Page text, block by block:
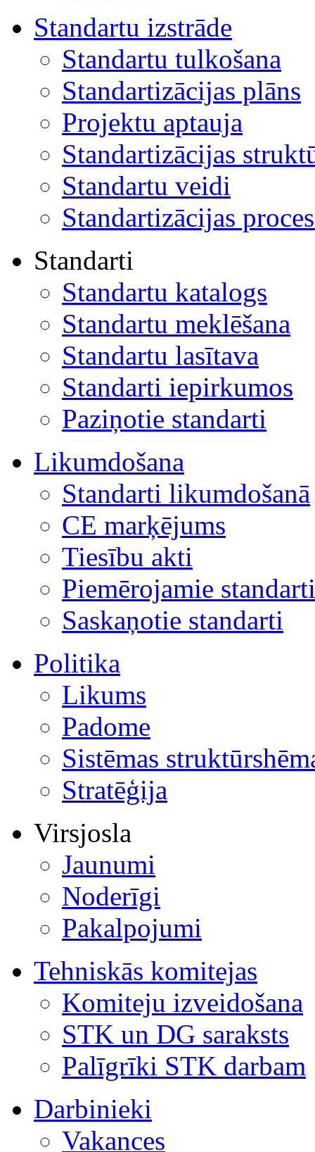
Standartu izstrāde
Standartu tulkošana
Standartizācijas plāns
Projektu aptauja
Standartizācijas
Standartu veidi
Standartizācijas
Standarti
Standartu katalogs
Standartu meklēšana
Standartu lasītava
Standarti iepirkumos
Paziņotie standarti
Likumdošana
Standarti likumdošanā
CE marķējums
Tiesību akti
Piemērojamie standarti
Saskaņotie standarti
Politika
Likums
Padome
Sistēmas
Stratēģija
Virsjosla
Jaunumi
Noderīgi
Pakalpojumi
Tehniskās komitejas
Komiteju izveidošana
STK un DG saraksts
Palīgrīki STK darbam
Darbinieki
Vakances